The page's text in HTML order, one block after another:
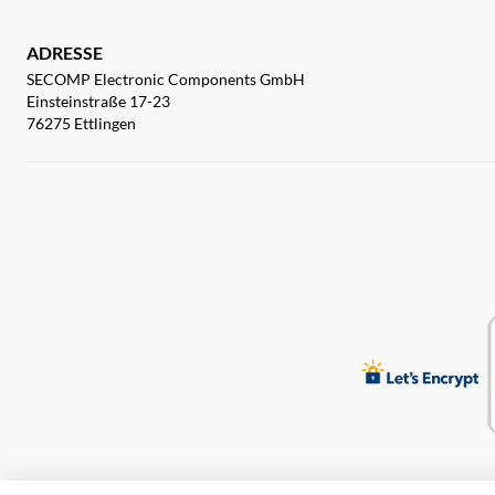
ADRESSE
SECOMP Electronic Components GmbH
Einsteinstraße 17-23
76275 Ettlingen